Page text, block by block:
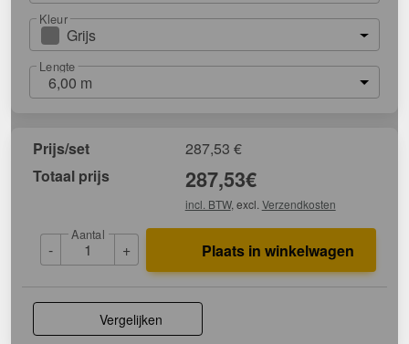
Kleur
Grijs
Lengte
6,00 m
Prijs/set 287,53 €
Totaal prijs
287,53€
incl. BTW, excl. Verzendkosten
-
Aantal
+ Plaats in winkelwagen
Vergelijken